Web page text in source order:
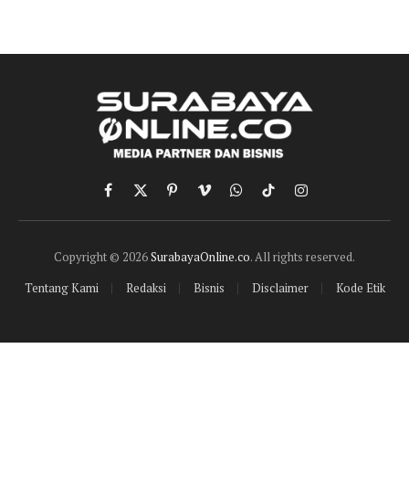
Facebook
X
(Twitter)
PinterestVimeoWhatsApp
TikTokInstagram
Copyright © 2026SurabayaOnline.co. All rights reserved.
Tentang Kami
Redaksi Bisnis Disclaimer Kode Etik